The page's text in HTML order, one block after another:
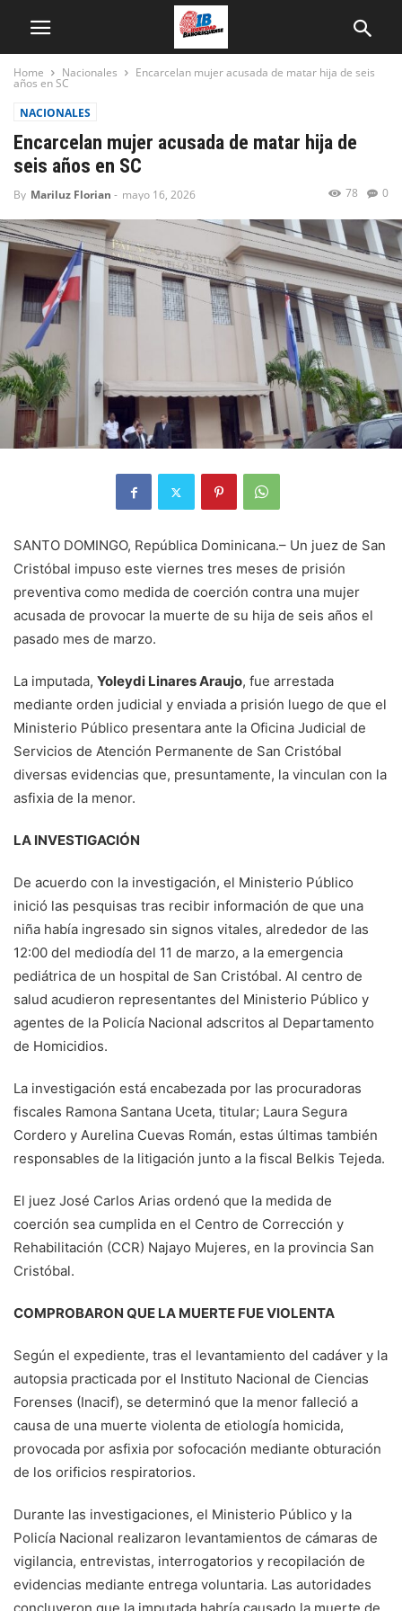
Home Nacionales Encarcelan mujer acusada de matar hija de seis
años en SC
NACIONALES
Encarcelan mujer acusada de matar hija de
seis años en SC
By Mariluz Florian - mayo 16, 2026 0
78
SANTO DOMINGO, República Dominicana.– Un juez de San
Cristóbal impuso este viernes tres meses de prisión
preventiva como medida de coerción contra una mujer
acusada de provocar la muerte de su hija de seis años el
pasado mes de marzo.
La imputada, Yoleydi Linares Araujo, fue arrestada
mediante orden judicial y enviada a prisión luego de que el
Ministerio Público presentara ante la Oficina Judicial de
Servicios de Atención Permanente de San Cristóbal
diversas evidencias que, presuntamente, la vinculan con la
asfixia de la menor.
LA INVESTIGACIÓN
De acuerdo con la investigación, el Ministerio Público
inició las pesquisas tras recibir información de que una
niña había ingresado sin signos vitales, alrededor de las
12:00 del mediodía del 11 de marzo, a la emergencia
pediátrica de un hospital de San Cristóbal. Al centro de
salud acudieron representantes del Ministerio Público y
agentes de la Policía Nacional adscritos al Departamento
de Homicidios.
La investigación está encabezada por las procuradoras
fiscales Ramona Santana Uceta, titular; Laura Segura
Cordero y Aurelina Cuevas Román, estas últimas también
responsables de la litigación junto a la fiscal Belkis Tejeda.
El juez José Carlos Arias ordenó que la medida de
coerción sea cumplida en el Centro de Corrección y
Rehabilitación (CCR) Najayo Mujeres, en la provincia San
Cristóbal.
COMPROBARON QUE LA MUERTE FUE VIOLENTA
Según el expediente, tras el levantamiento del cadáver y la
autopsia practicada por el Instituto Nacional de Ciencias
Forenses (Inacif), se determinó que la menor falleció a
causa de una muerte violenta de etiología homicida,
provocada por asfixia por sofocación mediante obturación
de los orificios respiratorios.
Durante las investigaciones, el Ministerio Público y la
Policía Nacional realizaron levantamientos de cámaras de
vigilancia, entrevistas, interrogatorios y recopilación de
evidencias mediante entrega voluntaria. Las autoridades